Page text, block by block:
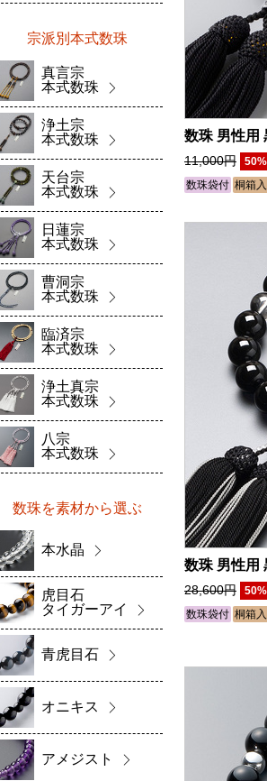
数珠 男性用
11,000円
数珠袋付 桐箱入
数珠 男性用
28,600円
数珠袋付 桐箱入
宗派別本式数珠
真言宗
本式数珠
浄土宗
本式数珠
天台宗
本式数珠
日蓮宗
本式数珠
曹洞宗
本式数珠
臨済宗
本式数珠
浄土真宗
本式数珠
八宗
本式数珠
数珠を素材から選ぶ
本水晶
虎目石
タイガーアイ
青虎目石
オニキス
アメジスト